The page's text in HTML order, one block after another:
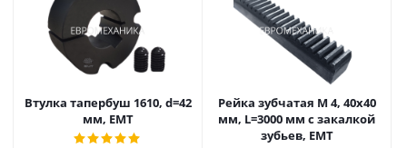
Втулка тапербуш 1610, d=42
мм, EMT
Рейка зубчатая M 4, 40х40
мм, L=3000 мм с закалкой
зубьев, EMT